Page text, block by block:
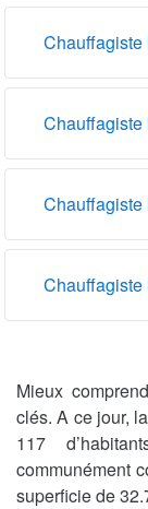
Chauffagiste
Chauffagiste
Mieux
clés. A ce jour,
117
communément
superficie de